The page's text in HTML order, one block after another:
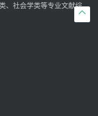

、社会学类等专业文献综